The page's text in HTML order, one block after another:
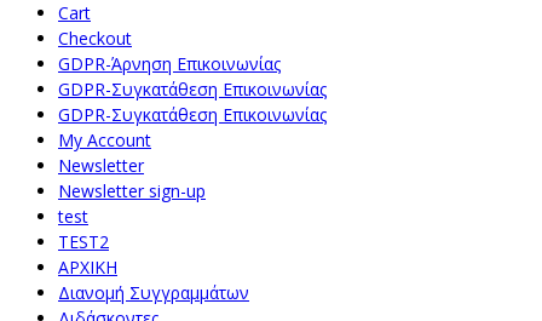
Cart
Checkout
GDPR-Άρνηση Επικοινωνίας
GDPR-Συγκατάθεση Επικοινωνίας
GDPR-Συγκατάθεση Επικοινωνίας
My Account
Newsletter
Newsletter sign-up
test
TEST2
ΑΡΧΙΚΗ
Διανομή Συγγραμμάτων